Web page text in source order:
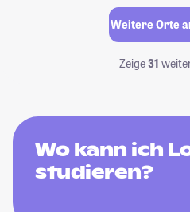
Weitere Orte
Zeige31
Wo kann ich
studieren?